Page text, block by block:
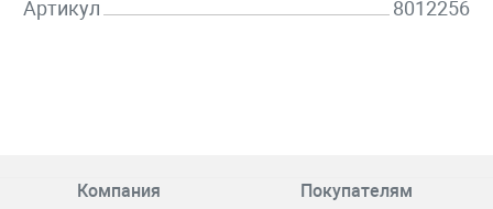
Артикул
8012256
Компания
Покупателям